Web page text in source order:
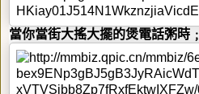
當你當街大搖大擺的煲電話粥時﹔